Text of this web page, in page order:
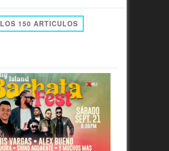
LOS 150 ARTICULOS